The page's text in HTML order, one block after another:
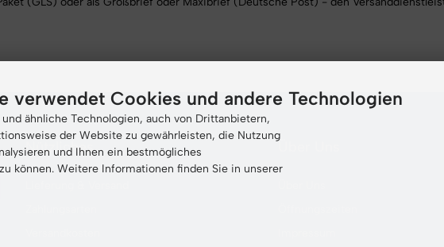
Nützliches Über Uns
verwendet Cookies und andere Technologien
ähnliche Technologien, auch von Drittanbietern,
der Website zu gewährleisten, die Nutzung
und Ihnen ein bestmögliches
können. Weitere Informationen finden Sie in unserer